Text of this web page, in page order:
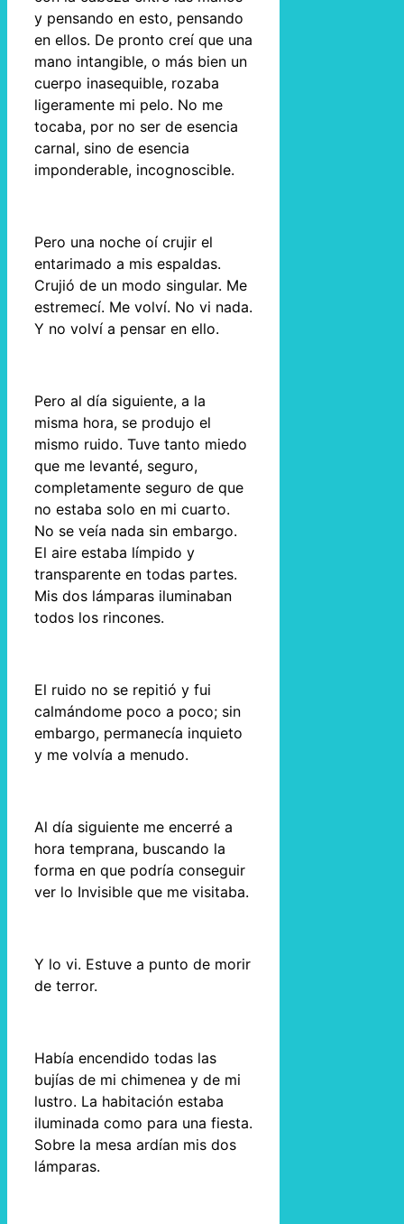
y pensando en esto, pensando
en ellos. De pronto creí que una
mano intangible, o más bien un
cuerpo inasequible, rozaba
ligeramente mi pelo. No me
tocaba, por no ser de esencia
carnal, sino de esencia
imponderable, incognoscible.
Pero una noche oí crujir el
entarimado a mis espaldas.
Crujió de un modo singular. Me
estremecí. Me volví. No vi nada.
Y no volví a pensar en ello.
Pero al día siguiente, a la
misma hora, se produjo el
mismo ruido. Tuve tanto miedo
que me levanté, seguro,
completamente seguro de que
no estaba solo en mi cuarto.
No se veía nada sin embargo.
El aire estaba límpido y
transparente en todas partes.
Mis dos lámparas iluminaban
todos los rincones.
El ruido no se repitió y fui
calmándome poco a poco; sin
embargo, permanecía inquieto
y me volvía a menudo.
Al día siguiente me encerré a
hora temprana, buscando la
forma en que podría conseguir
ver lo Invisible que me visitaba.
Y lo vi. Estuve a punto de morir
de terror.
Había encendido todas las
bujías de mi chimenea y de mi
lustro. La habitación estaba
iluminada como para una fiesta.
Sobre la mesa ardían mis dos
lámparas.